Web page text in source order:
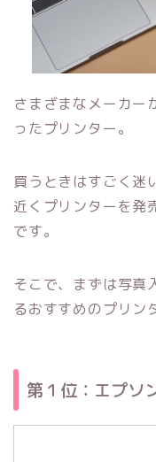
さまざまなメーカー
ったプリンター。
買うときはすごく迷
近くプリンターを発
です。
そこで、まずは写真
るおすすめのプリン
第１位：エプソ